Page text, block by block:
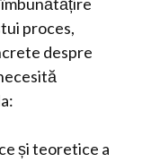
proces,
despre
și teoretice a